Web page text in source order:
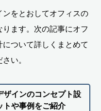
ンをとおしてオフィスの
ます。次の記事にオフ
ついて詳しくまとめて
い。
ザインのコンセプト設
トや事例をご紹介